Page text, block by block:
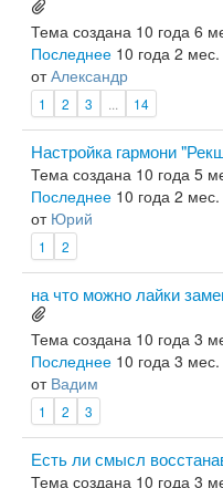
Тема создана 10 года 6
Последнее 10 года 2
отАлександр
1 2 3 14
Настройка гармони
Тема создана 10 года 5
Последнее 10 года 2
от Юрий
1 2
на что можно лайки
Тема создана 10 года 3
Последнее 10 года 3
от Вадим
1 2 3
Есть ли смысл
Тема создана 10 года 3